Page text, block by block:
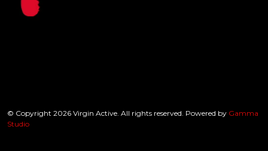
© Copyright 2026 Virgin Active. All rights reserved. Powered by Gamma
Studio